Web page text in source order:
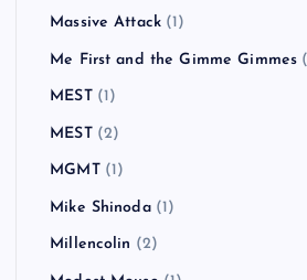
Massive Attack (1)
Me First and the Gimme Gimmes
MEST(1)
MEST(2)
MGMT(1)
Mike Shinoda(1)
Millencolin (2)